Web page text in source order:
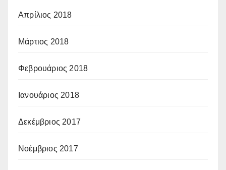
Απρίλιος 2018
Μάρτιος 2018
Φεβρουάριος 2018
Ιανουάριος 2018
Δεκέμβριος 2017
Νοέμβριος 2017